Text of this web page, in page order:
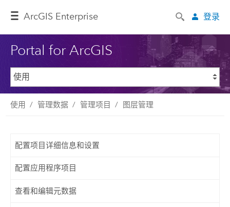
ArcGIS Enterprise 登录
Portal for ArcGIS
使用 管理数据 管理项目 图层管理
配置项目详细信息和设置
配置应用程序项目
查看和编辑元数据